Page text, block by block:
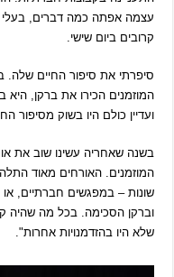
עצמה אפתה כמה דברים, בעלי
קרובים ביום שישי.
סיפרתי את סיפור החיים שלה.
המוזמנים הכירו את ברקן,
ועדיין כולם היו בשוק מסיפור
בשנה שאחריה עשינו שוב את
המוזמנים. האורחים מאוד
שונות – במפגשים חברתיים, או
וברקן הסכימה. בכל מה שהיה
שלא היו בהזדמנויות אחרות".